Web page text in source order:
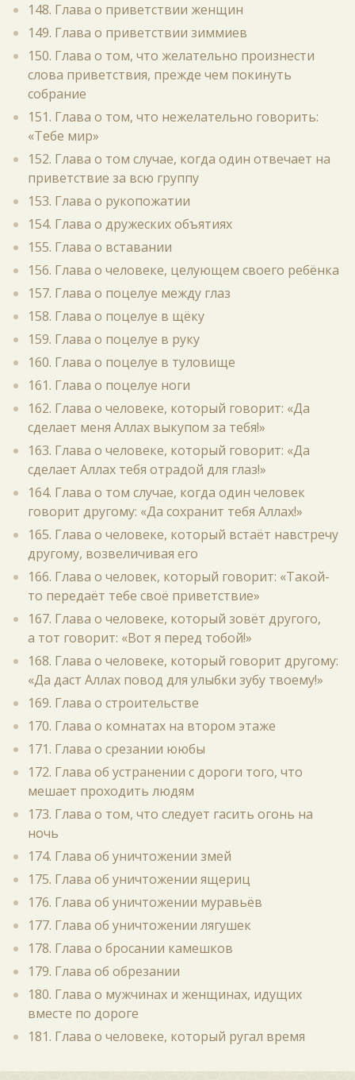
148. Глава о приветствии женщин
149. Глава о приветствии зиммиев
150. Глава о том, что желательно произнести
слова приветствия, прежде чем покинуть
собрание
151. Глава о том, что нежелательно говорить:
«Тебе мир»
152. Глава о том случае, когда один отвечает на
приветствие за всю группу
153. Глава о рукопожатии
154. Глава о дружеских объятиях
155. Глава о вставании
156. Глава о человеке, целующем своего ребёнка
157. Глава о поцелуе между глаз
158. Глава о поцелуе в щёку
159. Глава о поцелуе в руку
160. Глава о поцелуе в туловище
161. Глава о поцелуе ноги
162. Глава о человеке, который говорит: «Да
сделает меня Аллах выкупом за тебя!»
163. Глава о человеке, который говорит: «Да
сделает Аллах тебя отрадой для глаз!»
164. Глава о том случае, когда один человек
говорит другому: «Да сохранит тебя Аллах!»
165. Глава о человеке, который встаёт навстречу
другому, возвеличивая его
166. Глава о человек, который говорит: «Такой-
то передаёт тебе своё приветствие»
167. Глава о человеке, который зовёт другого,
а тот говорит: «Вот я перед тобой!»
168. Глава о человеке, который говорит другому:
«Да даст Аллах повод для улыбки зубу твоему!»
169. Глава о строительстве
170. Глава о комнатах на втором этаже
171. Глава о срезании ююбы
172. Глава об устранении с дороги того, что
мешает проходить людям
173. Глава о том, что следует гасить огонь на
ночь
174. Глава об уничтожении змей
175. Глава об уничтожении ящериц
176. Глава об уничтожении муравьёв
177. Глава об уничтожении лягушек
178. Глава о бросании камешков
179. Глава об обрезании
180. Глава о мужчинах и женщинах, идущих
вместе по дороге
181. Глава о человеке, который ругал время